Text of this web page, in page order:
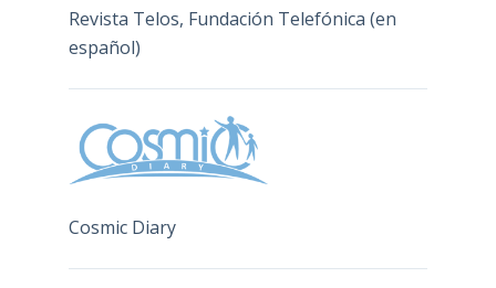
Revista Telos, Fundación Telefónica (en
español)
Cosmic Diary